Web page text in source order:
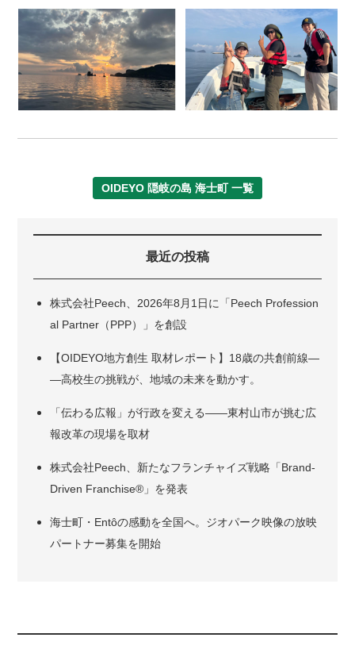
OIDEYO 隠岐の島 海士町 一覧
最近の投稿
株式会社Peech、2026年8月1日に「Peech Profession
al Partner（PPP）」を創設
【OIDEYO地方創生 取材レポート】18歳の共創前線―
―高校生の挑戦が、地域の未来を動かす。
「伝わる広報」が行政を変える――東村山市が挑む広
報改革の現場を取材
株式会社Peech、新たなフランチャイズ戦略「Brand-
Driven Franchise®」を発表
海士町・Entôの感動を全国へ。ジオパーク映像の放映
パートナー募集を開始